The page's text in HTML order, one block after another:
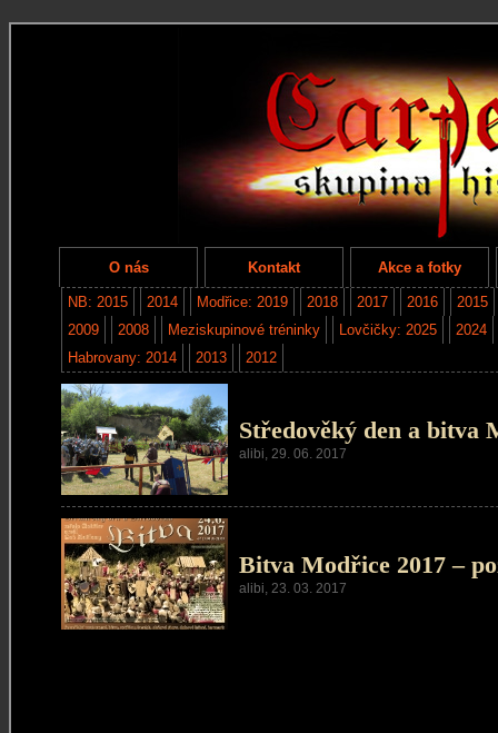
O nás Kontakt Akce a fotky
NB: 2015 2014 Modřice: 2019 2018 2017 2016
2015
2009
2008 Meziskupinové tréninky Lovčičky: 2025
2024
Habrovany: 2014
2013 2012
Středověký den a bitva
alibi, 29. 06. 2017
Bitva Modřice 2017 –
alibi, 23. 03. 2017